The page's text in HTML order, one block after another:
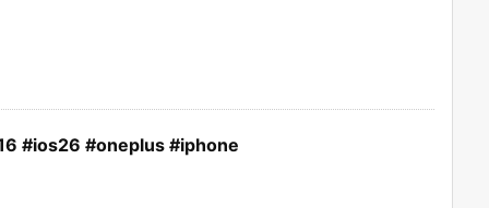
#ios26 #oneplus #iphone